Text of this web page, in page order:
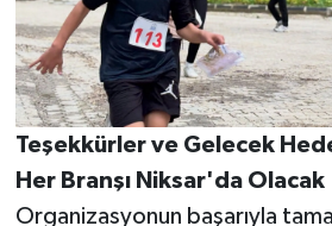
Teşekkürler ve Gelecek
Her Branşı Niksar'da Olacak
Organizasyonun başarıyla